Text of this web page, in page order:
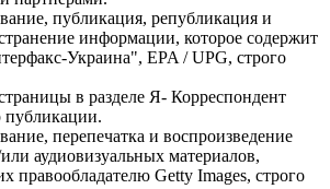
публикация, републикация и
информации, которое содержит
Украина", EPA / UPG, строго
в разделе Я- Корреспондент
публикации.
перепечатка и воспроизведение
аудиовизуальных материалов,
правообладателю Getty Images, строго